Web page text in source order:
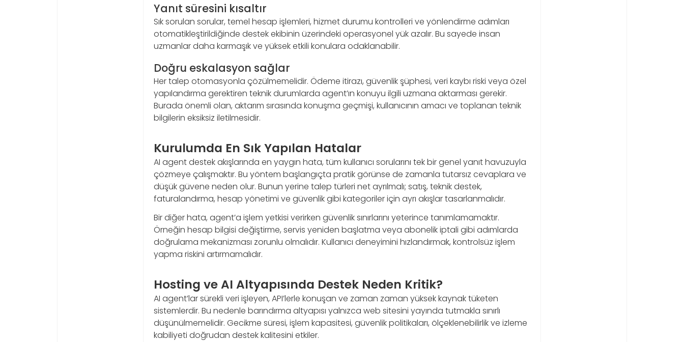
Yanıt süresini kısaltır
Sık sorulan sorular, temel hesap işlemleri, hizmet durumu kontrolleri ve yönlendirme adımları
otomatikleştirildiğinde destek ekibinin üzerindeki operasyonel yük azalır. Bu sayede insan
uzmanlar daha karmaşık ve yüksek etkili konulara odaklanabilir.
Doğru eskalasyon sağlar
Her talep otomasyonla çözülmemelidir. Ödeme itirazı, güvenlik şüphesi, veri kaybı riski veya özel
yapılandırma gerektiren teknik durumlarda agent’ın konuyu ilgili uzmana aktarması gerekir.
Burada önemli olan, aktarım sırasında konuşma geçmişi, kullanıcının amacı ve toplanan teknik
bilgilerin eksiksiz iletilmesidir.
Kurulumda En Sık Yapılan Hatalar
AI agent destek akışlarında en yaygın hata, tüm kullanıcı sorularını tek bir genel yanıt havuzuyla
çözmeye çalışmaktır. Bu yöntem başlangıçta pratik görünse de zamanla tutarsız cevaplara ve
düşük güvene neden olur. Bunun yerine talep türleri net ayrılmalı; satış, teknik destek,
faturalandırma, hesap yönetimi ve güvenlik gibi kategoriler için ayrı akışlar tasarlanmalıdır.
Bir diğer hata, agent’a işlem yetkisi verirken güvenlik sınırlarını yeterince tanımlamamaktır.
Örneğin hesap bilgisi değiştirme, servis yeniden başlatma veya abonelik iptali gibi adımlarda
doğrulama mekanizması zorunlu olmalıdır. Kullanıcı deneyimini hızlandırmak, kontrolsüz işlem
yapma riskini artırmamalıdır.
Hosting ve AI Altyapısında Destek Neden Kritik?
AI agent’lar sürekli veri işleyen, API’lerle konuşan ve zaman zaman yüksek kaynak tüketen
sistemlerdir. Bu nedenle barındırma altyapısı yalnızca web sitesini yayında tutmakla sınırlı
düşünülmemelidir. Gecikme süresi, işlem kapasitesi, güvenlik politikaları, ölçeklenebilirlik ve izleme
kabiliyeti doğrudan destek kalitesini etkiler.